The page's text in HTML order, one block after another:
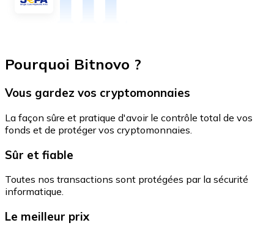
Pourquoi Bitnovo ?
Vous gardez vos cryptomonnaies
La façon sûre et pratique d'avoir le contrôle total de vos
fonds et de protéger vos cryptomonnaies.
Sûr et fiable
Toutes nos transactions sont protégées par la sécurité
informatique.
Le meilleur prix